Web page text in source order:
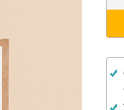
ảnh Dịch vụ phục